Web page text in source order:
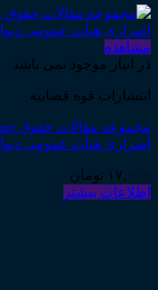
مشاهده
در انبار موجود نمی باشد
انتشارات قوه قضاییه
مجموعه مقالات حقوق
اصراری هیأت عمومی
۱۷,۰۰۰ تومان
اطلاعات بیشتر